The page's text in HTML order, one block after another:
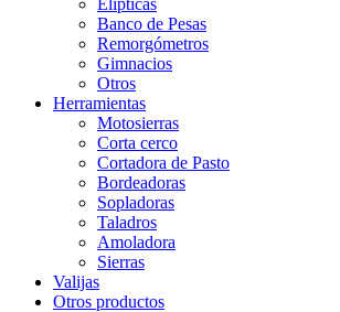
Elípticas
Banco de Pesas
Remorgómetros
Gimnacios
Otros
Herramientas
Motosierras
Corta cerco
Cortadora de Pasto
Bordeadoras
Sopladoras
Taladros
Amoladora
Sierras
Valijas
Otros productos